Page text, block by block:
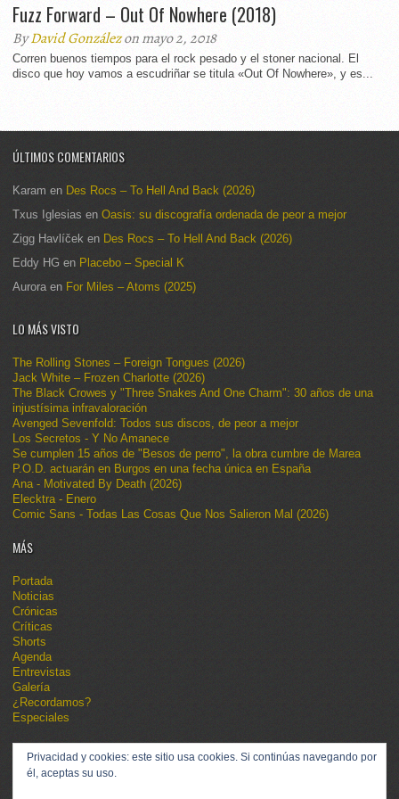
Fuzz Forward – Out Of Nowhere (2018)
ByDavid Gonzálezon mayo 2, 2018
Corren buenos tiempos para el rock pesado y el stoner nacional. El
disco que hoy vamos a escudriñar se titula «Out Of Nowhere», y es...
ÚLTIMOS COMENTARIOS
Karam en Des Rocs – To Hell And Back (2026)
Txus Iglesias en Oasis: su discografía ordenada de peor a mejor
Zigg Havlíček en Des Rocs – To Hell And Back (2026)
Eddy HG en Placebo – Special K
Auroraen For Miles – Atoms (2025)
LO MÁS VISTO
The Rolling Stones – Foreign Tongues (2026)
Jack White – Frozen Charlotte (2026)
The Black Crowes y "Three Snakes And One Charm": 30 años de una
injustísima infravaloración
Avenged Sevenfold: Todos sus discos, de peor a mejor
Los Secretos - Y No Amanece
Se cumplen 15 años de "Besos de perro", la obra cumbre de Marea
P.O.D. actuarán en Burgos en una fecha única en España
Ana - Motivated By Death (2026)
Elecktra - Enero
Comic Sans - Todas Las Cosas Que Nos Salieron Mal (2026)
MÁS
Portada
Noticias
Crónicas
Críticas
Shorts
Agenda
Entrevistas
Galería
¿Recordamos?
Especiales
Privacidad y cookies: este sitio usa cookies. Si continúas navegando por
él, aceptas su uso.